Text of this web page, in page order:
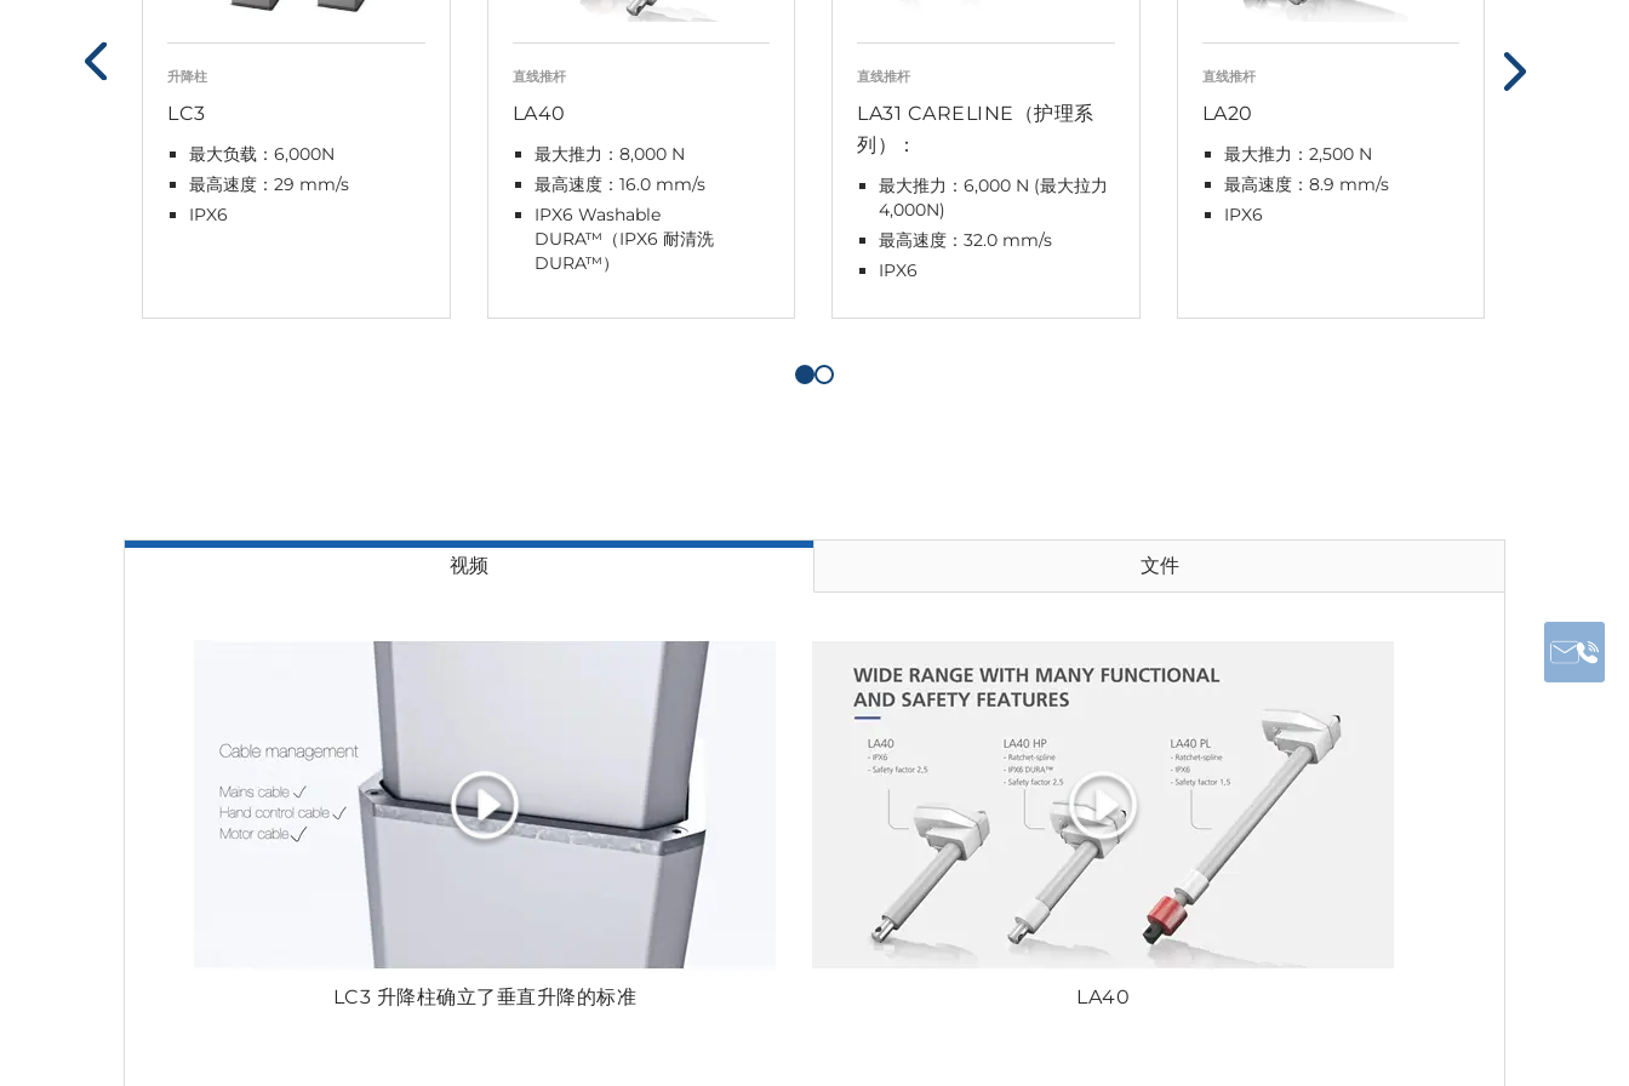
升降柱
LC3
最大负载：6,000N
最高速度：29 mm/s
IPX6
直线推杆
LA40
最大推力：8,000 N
最高速度：16.0 mm/s
IPX6 Washable
DURA™（IPX6 耐清洗
DURA™）
直线推杆
LA31 CARELINE（护理系
列）：
最大推力：6,000 N (最大拉力
4,000N)
最高速度：32.0 mm/s
IPX6
直线推杆
LA20
最大推力：2,500 N
最高速度：8.9 mm/s
IPX6
视频 文件
LC3 升降柱确立了垂直升降的标准 LA40